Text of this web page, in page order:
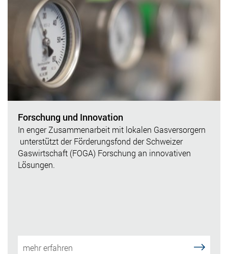
Forschung und Innovation
In enger Zusammenarbeit mit lokalen Gasversorgern
unterstützt der Förderungsfond der Schweizer
Gaswirtschaft (FOGA) Forschung an innovativen
Lösungen.
mehr erfahren